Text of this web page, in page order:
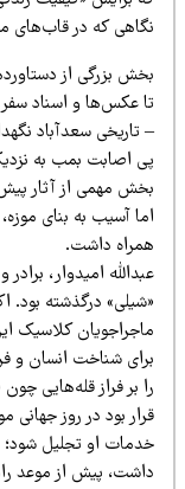
که در قاب‌های
بزرگی از دستاوردهای
عکس‌ها و اسناد سفر، در
اصابت بمب به نزدیکی
مهمی از آثار پیش از
آسیب به بنای موزه،
داشت.
درگذشته بود.
کلاسیک ایران
شناخت انسان و
بر فراز قله‌هایی چون
او تجلیل شود؛ اما
پیش از موعد راهی